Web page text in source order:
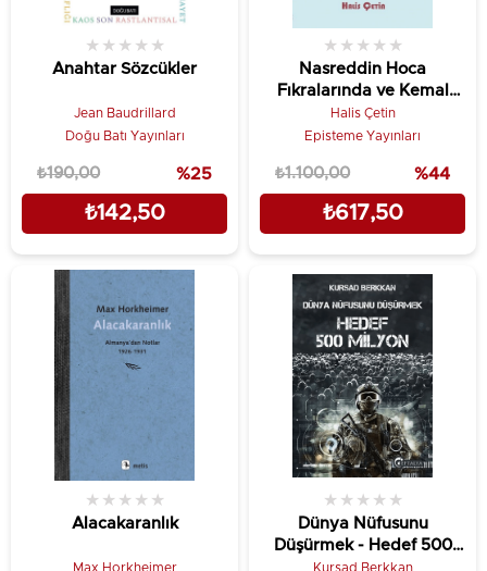
Anahtar Sözcükler
★ ★ ★ ★ ★
Jean Baudrillard
Doğu Batı Yayınları
₺142,50
₺190,00 %25
Nasreddin Hoca
Fıkralarında ve Kemal
Sunal Filmlerinde Türk
Akıl ve Ahlak Evreni
★ ★ ★ ★ ★
Halis Çetin
Episteme Yayınları
₺617,50
₺1.100,00 %44
Alacakaranlık
★ ★ ★ ★ ★
Max Horkheimer
Dünya Nüfusunu
Düşürmek - Hedef 500
Milyon
★ ★ ★ ★ ★
Kursad Berkkan